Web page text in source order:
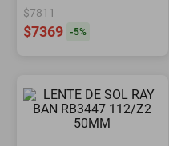
Negro Mate
$7811
$7369 -5%